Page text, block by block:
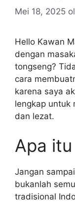
Mei 18, 2025
Hello Kawan
dengan
tongseng?
cara
karena saya
lengkap untuk
dan lezat.
Apa
Jangan
bukanlah
tradisional